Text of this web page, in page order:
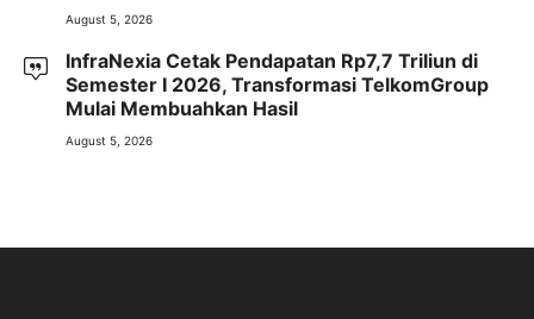
August 5, 2026
InfraNexia Cetak Pendapatan Rp7,7 Triliun di
Semester I 2026, Transformasi TelkomGroup
Mulai Membuahkan Hasil
August 5, 2026